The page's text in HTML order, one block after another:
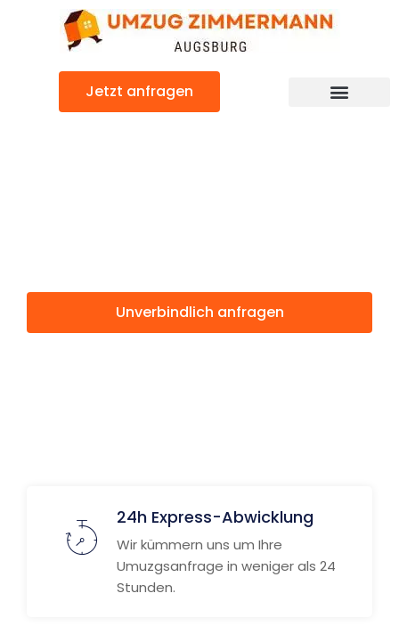
Jetzt anfragen
Unverbindlich anfragen
24h Express-Abwicklung
Wir kümmern uns um Ihre
Umuzgsanfrage in weniger als 24
Stunden.